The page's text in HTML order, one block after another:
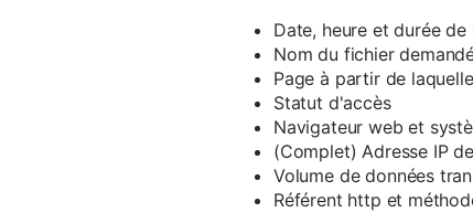
Date, heure et durée de
Nom du fichier
Page à partir de
Statut d'accès
Navigateur web et
(Complet) Adresse IP
Volume de données
Référent http et